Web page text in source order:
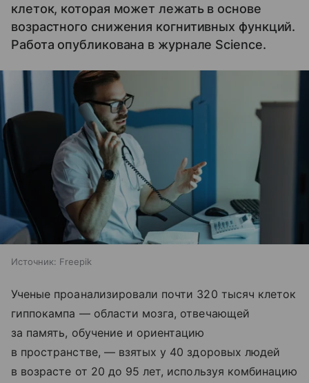
клеток, которая может лежать в основе
возрастного снижения когнитивных функций.
Работа опубликована в журнале Science.
Источник: Freepik
Ученые проанализировали почти 320 тысяч клеток
гиппокампа — области мозга, отвечающей
за память, обучение и ориентацию
в пространстве, — взятых у 40 здоровых людей
в возрасте от 20 до 95 лет, используя комбинацию